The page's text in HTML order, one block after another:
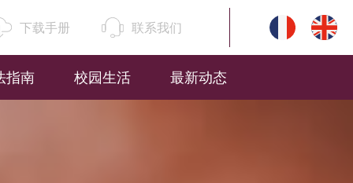
下载手册 联系我们
指南 校园生活 最新动态